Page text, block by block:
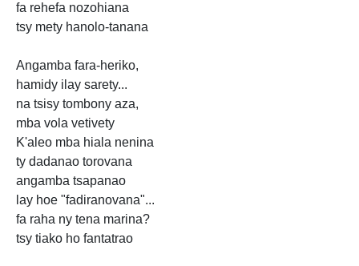
fa rehefa nozohiana
tsy mety hanolo-tanana
Angamba fara-heriko,
hamidy ilay sarety...
na tsisy tombony aza,
mba vola vetivety
K'aleo mba hiala nenina
ty dadanao torovana
angamba tsapanao
lay hoe "fadiranovana"...
fa raha ny tena marina?
tsy tiako ho fantatrao